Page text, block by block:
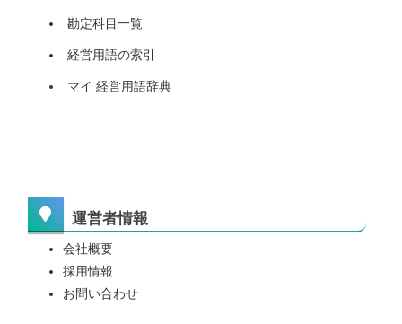
勘定科目一覧
経営用語の索引
マイ 経営用語辞典
運営者情報
会社概要
採用情報
お問い合わせ